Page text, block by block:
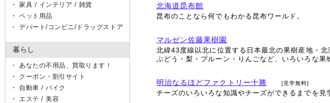
・家具 / インテリア / 雑貨
・ペット用品
・デパート/コンビニ/ドラッグストア
暮らし
・ あなたの不用品、買取ります！
・ クーポン・割引サイト
・ 自動車 / バイク
・ エステ / 美容
北海道昆布館
昆布のことなら何でもわかる昆布ワールド。
マルゼン佐藤果樹園
北緯43度線以北に位置する日本最北の果樹産地・
ぶどう・梨・プルーン・りんごなど、いろいろな果
明治なるほどファクトリー十勝 [見学無料]
チーズのいろいろな知識やチーズができるまでを見